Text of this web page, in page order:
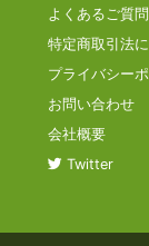
よくあるご質問
特定商取引法
プライバシー
お問い合わせ
会社概要
Twitter